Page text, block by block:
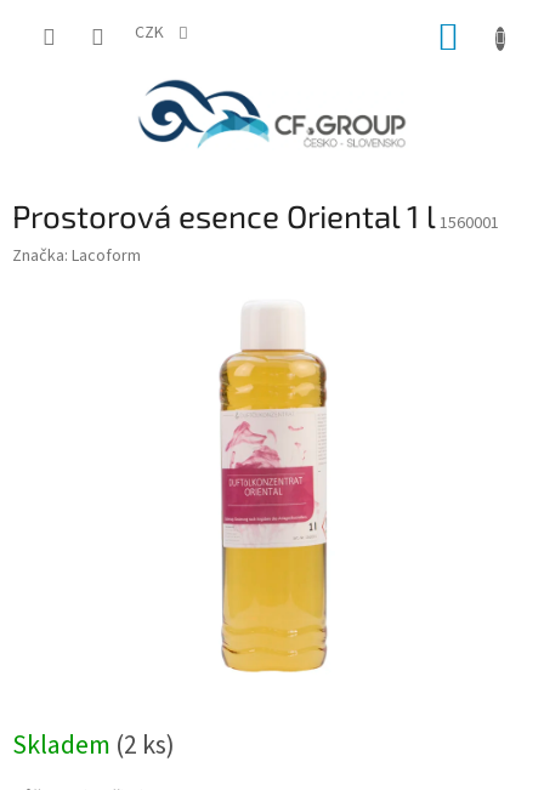
CZK
Prostorová esence Oriental 1 l1560001
Značka: Lacoform
Skladem (2 ks)